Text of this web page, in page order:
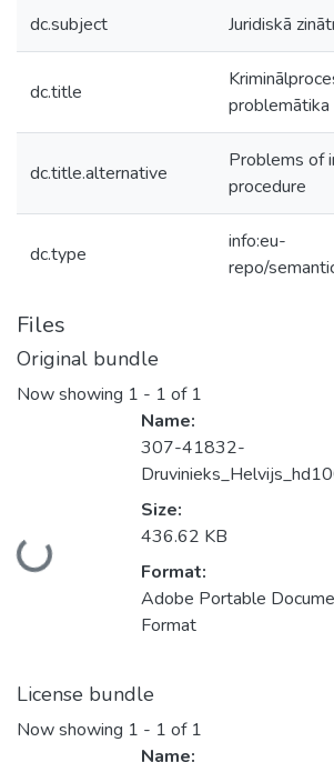
dc.subject Juridiskā
dc.title
problemātika
dc.title.alternative
Problems of
procedure
dc.type
info:eu-
repo/
Files
Original bundle
Now showing 1 - 1 of 1
Loading...
Name:
307-41832-
Size:
436.62 KB
Format:
Adobe Portable
Format
License bundle
Now showing 1 - 1 of 1
Name: